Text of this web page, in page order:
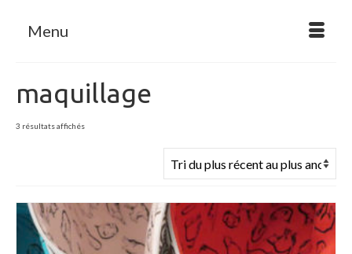
Menu
maquillage
3 résultats affichésTrié
plus
ancien